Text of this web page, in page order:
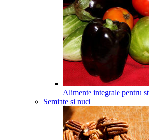
Alimente integrale pentru
Semințe și nuci